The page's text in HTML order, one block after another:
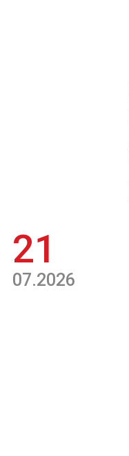
21
07.2026